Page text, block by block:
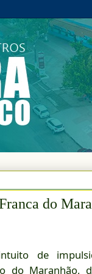
do
de
do Maranhão,